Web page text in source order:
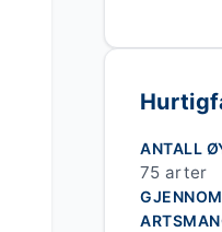
ANTALL
75 arter